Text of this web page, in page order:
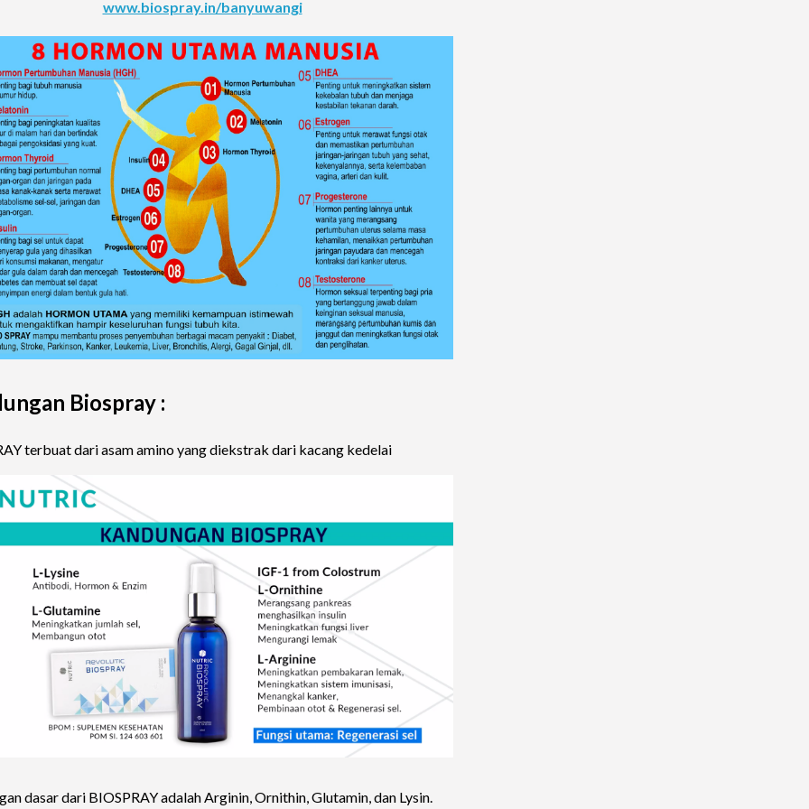
www.biospray.in/banyuwangi
Biospray :
terbuat dari asam amino yang diekstrak dari kacang kedelai
dasar dari BIOSPRAY adalah Arginin, Ornithin, Glutamin, dan Lysin.